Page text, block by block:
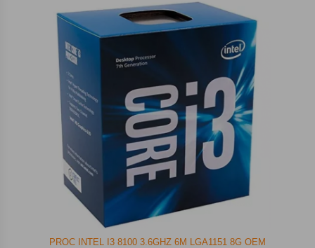
PROC INTEL I3 8100 3.6GHZ 6M LGA1151 8G OEM